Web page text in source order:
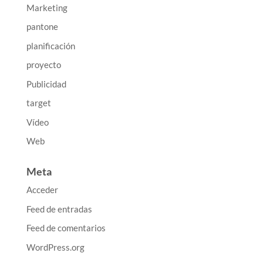
Marketing
pantone
planificación
proyecto
Publicidad
target
Vídeo
Web
Meta
Acceder
Feed de entradas
Feed de comentarios
WordPress.org